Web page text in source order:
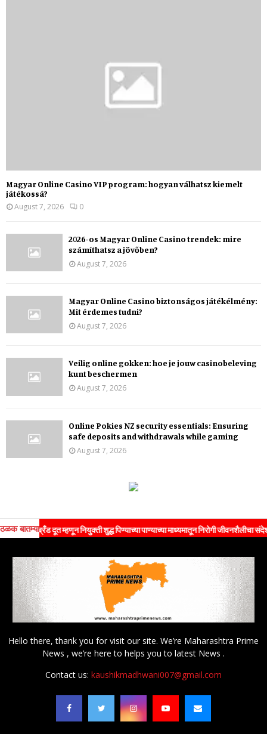
Magyar Online Casino VIP program: hogyan válhatsz kiemelt
játékossá?
August 7, 2026
0
2026-os Magyar Online Casino trendek: mire
számíthatsz a jövőben?
August 7, 2026
Magyar Online Casino biztonságos játékélmény:
Mit érdemes tudni?
August 7, 2026
Veilig online gokken: hoe je jouw casinobeleving
kunt beschermen
August 7, 2026
Online Pokies NZ security essentials: Ensuring
safe deposits and withdrawals while gaming
August 7, 2026
ठळक बातम्या
ब्रँड दूत म्हणून नियुक्ती शुद्ध पिण्याच्या पाण्याच्या माध्यमातून निरोगी जीवनशैलीचा संदेश
Hello there, thank you for visit our site. We’re Maharashtra Prime
News , we’re here to helps you to latest News .
Contact us: kaushikmadhwani007@gmail.com